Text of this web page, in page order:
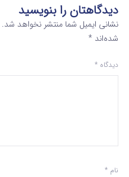
دیدگاهتان را بنویسید
نشانی ایمیل شما منتشر نخواهد شد.
شده‌اند *
دیدگاه *
نام *